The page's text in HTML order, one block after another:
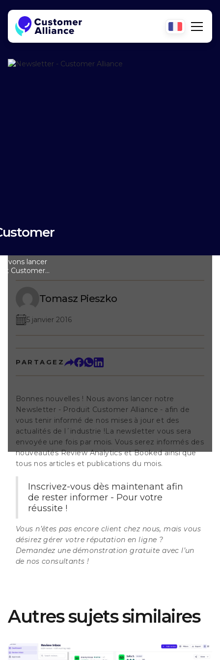
avons lancer
Customer
Review
que tous nos
nous, mais
Tomasz Pieszko
5 janvier 2016
PARTAGEZ
Bonnes nouvelles ! Nous avons lancer notre
Newsletter - Produit Customer Alliance - afin de
vous tenir informé de nos mises à jour et des
actualités de l´industrie !La newsletter vous sera
envoyée une fois par mois. Vous serez informés des
nouveautés Review Analytics et Booked ainsi que
tous nos articles et publications du mois.
Inscrivez-vous dès maintenant afin
de rester informer - Pour votre
réussite !
Vous n’êtes pas encore client chez nous, mais vous
désirez gérer votre réputation en ligne ?
Demandez une démonstration gratuite avec l’un
de nos consultants !
Autres sujets similaires